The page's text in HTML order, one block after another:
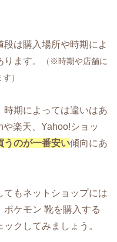
は購入場所や時期によ
ます。
（※時期や店舗に
）
時期によっては違いはあ
楽天、Yahoo!ショッ
うのが一番安い傾向にあ
てもネットショップには
ケモン 靴を購入する
クしてみましょう。